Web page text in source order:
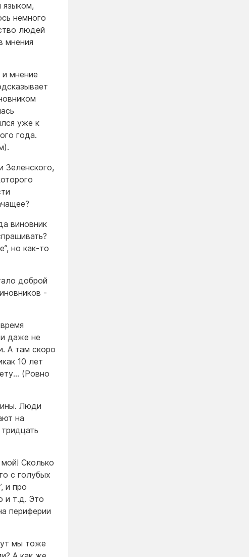
языком,
немного
людей
мнения
и мнение
уже к
года.
Зеленского,
виновник
но как-то
доброй
-
даже не
А там скоро
10 лет
(Ровно
Люди
на
Сколько
с голубых
и про
и т.д. Это
периферии
мы тоже